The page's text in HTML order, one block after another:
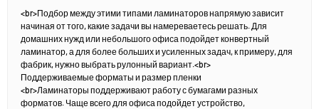
<br>Подбор между этими типами ламинаторов напрямую зависит
начиная от того, какие задачи вы намереваетесь решать. Для
домашних нужд или небольшого офиса подойдет конвертный
ламинатор, а для более больших и усиленных задач, к примеру, для
фабрик, нужно выбрать рулонный вариант.<br>
Поддерживаемые форматы и размер пленки
<br>Ламинаторы поддерживают работу с бумагами разных
форматов. Чаще всего для офиса подойдет устройство,